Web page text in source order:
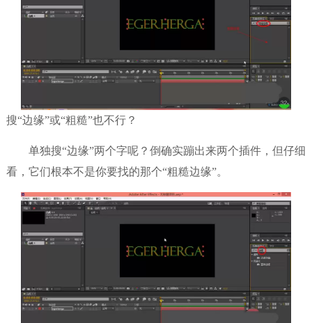
搜“边缘”或“粗糙”也不行？
单独搜“边缘”两个字呢？倒确实蹦出来两个插件，但仔细
看，它们根本不是你要找的那个“粗糙边缘”。